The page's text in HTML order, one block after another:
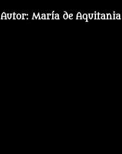
Autor: María de Aquitania